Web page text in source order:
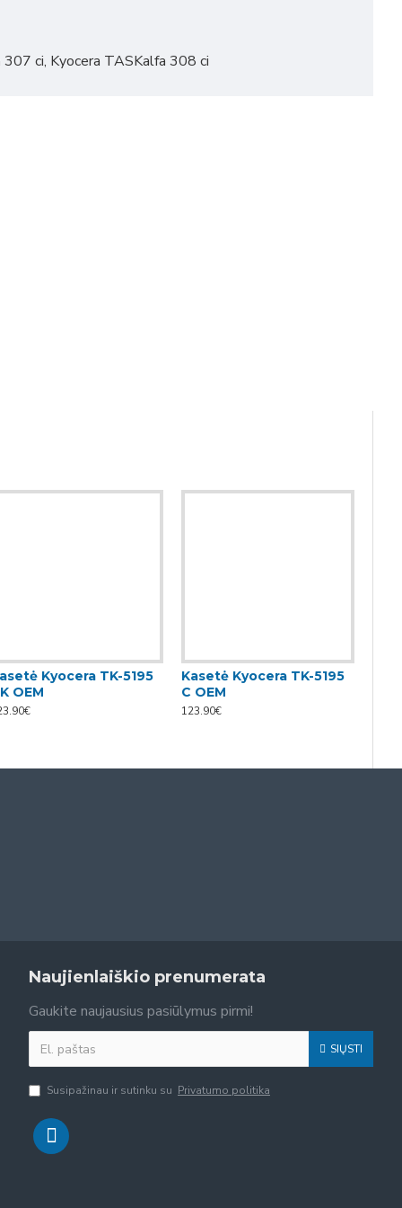
ci, Kyocera TASKalfa 308 ci
Kyocera TK-5195
OEM
Kasetė Kyocera TK-5195
C OEM
123.90€
Naujienlaiškio prenumerata
Gaukite naujausius pasiūlymus pirmi!
SIŲSTI
Susipažinau ir sutinku su Privatumo politika